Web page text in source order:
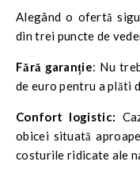
Alegând o ofertă
din trei puncte de
Fără garanție: Nu
de euro pentru a plăti
Confort logistic:
obicei situată
costurile ridicate ale